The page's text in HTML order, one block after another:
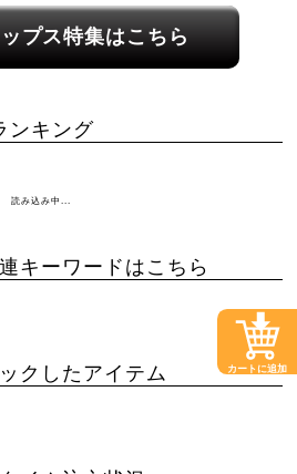
ンク
プス特集はこちら
ンキング
読み込み中...
キーワードはこちら
クしたアイテム カートに追加